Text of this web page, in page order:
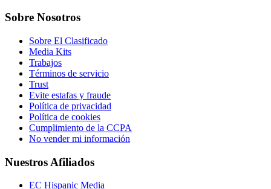
Sobre Nosotros
Sobre El Clasificado
Media Kits
Trabajos
Términos de servicio
Trust
Evite estafas y fraude
Política de privacidad
Política de cookies
Cumplimiento de la CCPA
No vender mi información
Nuestros Afiliados
EC Hispanic Media